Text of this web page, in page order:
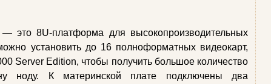
— это 8U-платформа для высокопроизводительных
установить до 16 полноформатных видеокарт,
Server Edition, чтобы получить большое количество
ноду. К материнской плате подключены два